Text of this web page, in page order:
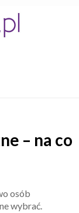
– na co
osób
wybrać.